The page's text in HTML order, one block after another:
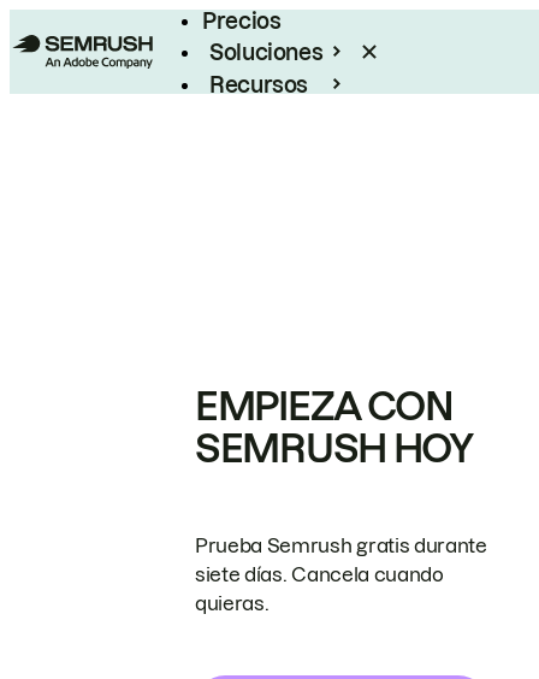
Precios
Soluciones
Recursos
EMPIEZA CON
SEMRUSH HOY
Prueba Semrush gratis durante
siete días. Cancela cuando
quieras.